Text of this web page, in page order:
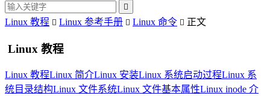

Linux 教程  Linux 参考手册  Linux 命令  正文
Linux 教程
Linux 教程Linux 简介Linux 安装Linux 系统启动过程Linux 系
统目录结构Linux 文件系统Linux 文件基本属性Linux inode 介